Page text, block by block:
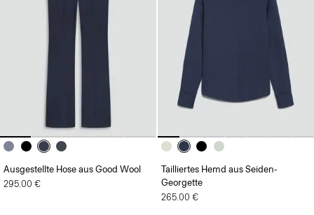
Ausgestellte Hose aus Good Wool
295.00 €
Tailliertes Hemd aus Seiden-
Georgette
265.00 €